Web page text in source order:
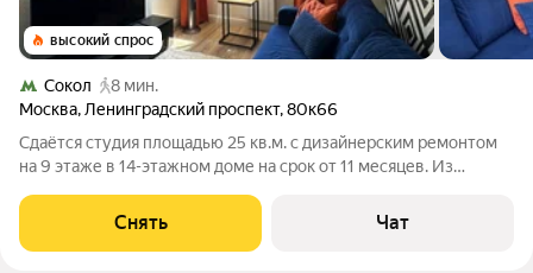
высокий спрос
Сокол
8 мин.
Москва, Ленинградский проспект,80к66
Сдаётся студия площадью 25 кв.м. с дизайнерским ремонтом
на 9 этаже в 14-этажном доме на срок от 11 месяцев. Из
Микроволновка Пылесос Дом - монолитный, окна выходят на
улицу. Есть консьерж. В
Снять Чат